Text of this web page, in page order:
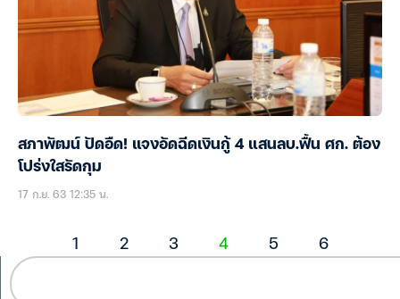
สภาพัฒน์ ปัดอืด! แจงอัดฉีดเงินกู้ 4 แสนลบ.ฟื้น ศก. ต้อง
โปร่งใสรัดกุม
17 ก.ย. 63 12:35 น.
1 2 3 4 5 6